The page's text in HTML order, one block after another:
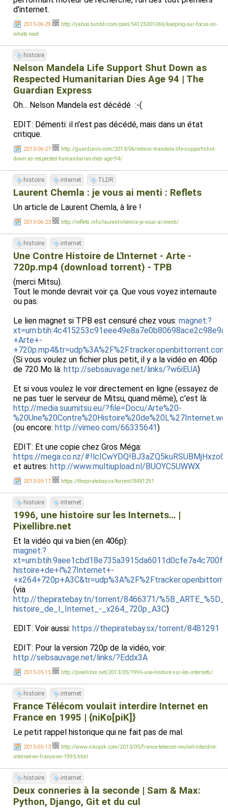
d'internet.
2013-06-29
http://yahoo.tumblr.com/post/54125001066/keeping-our-focus-on-
whats-next
histoire
Nelson Mandela Life Support Shut Down as
Respected Humanitarian Dies Age 94 | The
Guardian Express
Oh... Nelson Mandela est décédé :-(
EDIT: Démenti: il n'est pas décédé, mais dans un état
critique.
2013-06-27
http://guardianlv.com/2013/06/nelson-mandela-life-support-shut-
down-as-respected-humanitarian-dies-age-94/
histoire internet TLDR
Laurent Chemla : je vous ai menti : Reflets
Un article de Laurent Chemla, à lire !
2013-06-23 http://reflets.info/laurent-chemla-je-vous-ai-menti/
histoire internet
Une Contre Histoire de L'Internet - Arte -
720p.mp4 (download torrent) - TPB
(merci Mitsu).
Tout le monde devrait voir ça. Que vous voyez internaute
ou pas.
Le lien magnet si TPB est censuré chez vous: magnet:?
+Arte+-
(Si vous voulez un fichier plus petit, il y a la vidéo en 406p
de 720 Mo là: http://sebsauvage.net/links/?w6iEUA)
Et si vous voulez le voir directement en ligne (essayez de
ne pas tuer le serveur de Mitsu, quand même), c'est là:
http://media.suumitsu.eu/?file=Docu/Arte%20-
(ou encore: http://vimeo.com/66335641)
EDIT: Et une copie chez Gros Méga:
https://mega.co.nz/
et autres: http://www.multiupload.nl/BUOYC5UWWX
2013-05-17 https://thepiratebay.sx/torrent/8481291
histoire internet
1996, une histoire sur les Internets… |
Pixellibre.net
Et la vidéo qui va bien (en 406p):
magnet:?
histoire+de+l%27Internet+-
(via
http://thepiratebay.tn/torrent/8466371/
histoire_de_l_Internet_-_x264_720p_A3C)
EDIT: Voir aussi: https://thepiratebay.sx/torrent/8481291
EDIT: Pour la version 720p de la vidéo, voir:
http://sebsauvage.net/links/?Eddx3A
2013-05-15 http://pixellibre.net/2013/05/1996-une-histoire-sur-les-internets/
histoire internet
France Télécom voulait interdire Internet en
France en 1995 | {niKo[piK]}
Le petit rappel historique qui ne fait pas de mal.
2013-05-13
http://www.nikopik.com/2013/05/france-telecom-voulait-interdire-
internet-en-france-en-1995.html
histoire internet
Deux conneries à la seconde | Sam & Max:
Python, Django, Git et du cul